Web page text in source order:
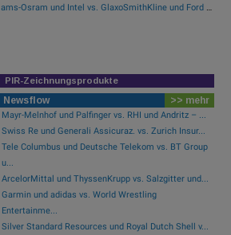
ams-Osram und Intel vs. GlaxoSmithKline und Ford Motor Co. – kommentierter KW 32 Peer Group Watch Global Innovation 1000
PIR-Zeichnungsprodukte
Newsflow >> mehr
Mayr-Melnhof und Palfinger vs. RHI und Andritz – ...
Swiss Re und Generali Assicuraz. vs. Zurich Insur...
Tele Columbus und Deutsche Telekom vs. BT Group
u...
ArcelorMittal und ThyssenKrupp vs. Salzgitter und...
Garmin und adidas vs. World Wrestling
Entertainme...
Silver Standard Resources und Royal Dutch Shell v...